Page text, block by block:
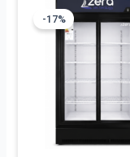
-17%
je
je: